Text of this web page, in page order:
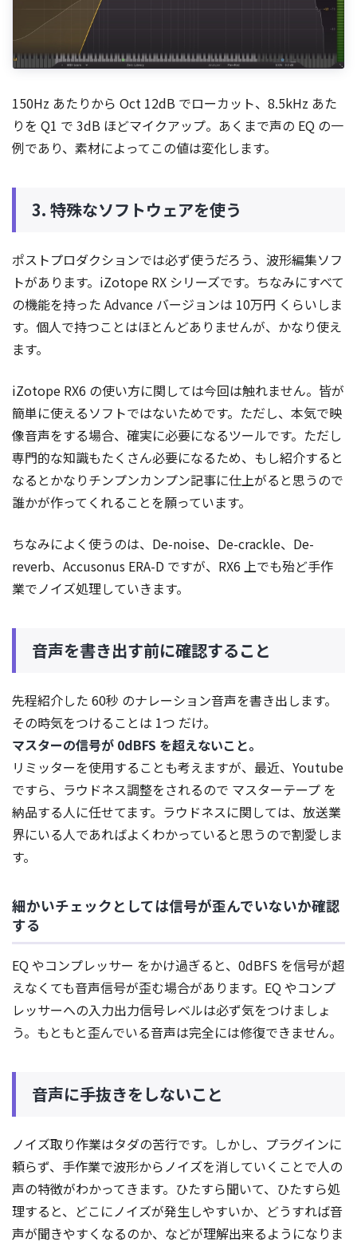
150Hz あたりから Oct 12dB でローカット、8.5kHz あた
りを Q1 で 3dB ほどマイクアップ。あくまで声の EQ の一
例であり、素材によってこの値は変化します。
3. 特殊なソフトウェアを使う
ポストプロダクションでは必ず使うだろう、波形編集ソフ
トがあります。iZotope RX シリーズです。ちなみにすべて
の機能を持った Advance バージョンは 10万円 くらいしま
す。個人で持つことはほとんどありませんが、かなり使え
ます。
iZotope RX6 の使い方に関しては今回は触れません。皆が
簡単に使えるソフトではないためです。ただし、本気で映
像音声をする場合、確実に必要になるツールです。ただし
専門的な知識もたくさん必要になるため、もし紹介すると
なるとかなりチンプンカンプン記事に仕上がると思うので
誰かが作ってくれることを願っています。
ちなみによく使うのは、De-noise、De-crackle、De-
reverb、Accusonus ERA-D ですが、RX6 上でも殆ど手作
業でノイズ処理していきます。
音声を書き出す前に確認すること
先程紹介した 60秒 のナレーション音声を書き出します。
その時気をつけることは 1つ だけ。
マスターの信号が 0dBFS を超えないこと。
リミッターを使用することも考えますが、最近、Youtube
ですら、ラウドネス調整をされるので マスターテープ を
納品する人に任せてます。ラウドネスに関しては、放送業
界にいる人であればよくわかっていると思うので割愛しま
す。
細かいチェックとしては信号が歪んでいないか確認
する
EQ やコンプレッサー をかけ過ぎると、0dBFS を信号が超
えなくても音声信号が歪む場合があります。EQ やコンプ
レッサーへの入力出力信号レベルは必ず気をつけましょ
う。もともと歪んでいる音声は完全には修復できません。
音声に手抜きをしないこと
ノイズ取り作業はタダの苦行です。しかし、プラグインに
頼らず、手作業で波形からノイズを消していくことで人の
声の特徴がわかってきます。ひたすら聞いて、ひたすら処
理すると、どこにノイズが発生しやすいか、どうすれば音
声が聞きやすくなるのか、などが理解出来るようになりま